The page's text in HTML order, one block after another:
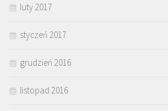
luty 2017
styczeń 2017
grudzień 2016
listopad 2016